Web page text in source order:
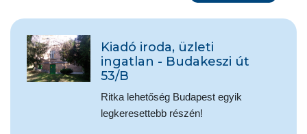
Kiadó iroda, üzleti
ingatlan - Budakeszi út
53/B
Ritka lehetőség Budapest egyik
legkeresettebb részén!